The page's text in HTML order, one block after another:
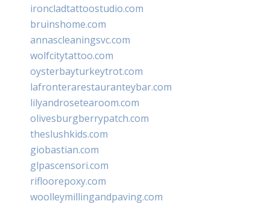
ironcladtattoostudio.com
bruinshome.com
annascleaningsvc.com
wolfcitytattoo.com
oysterbayturkeytrot.com
lafronterarestauranteybar.com
lilyandrosetearoom.com
olivesburgberrypatch.com
theslushkids.com
giobastian.com
glpascensori.com
rifloorepoxy.com
woolleymillingandpaving.com